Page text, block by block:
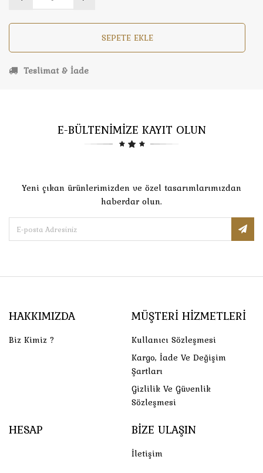
SEPETE EKLE
Teslimat & İade
E-BÜLTENİMİZE KAYIT OLUN
Yeni çıkan ürünlerimizden ve özel tasarımlarımızdan
haberdar olun.
HAKKIMIZDA
Biz Kimiz ?
MÜŞTERI HIZMETLERI
Kullanıcı Sözleşmesi
Kargo, İade Ve Değişim
Şartları
Gizlilik Ve Güvenlik
Sözleşmesi
HESAP BIZE ULAŞIN
İletişim